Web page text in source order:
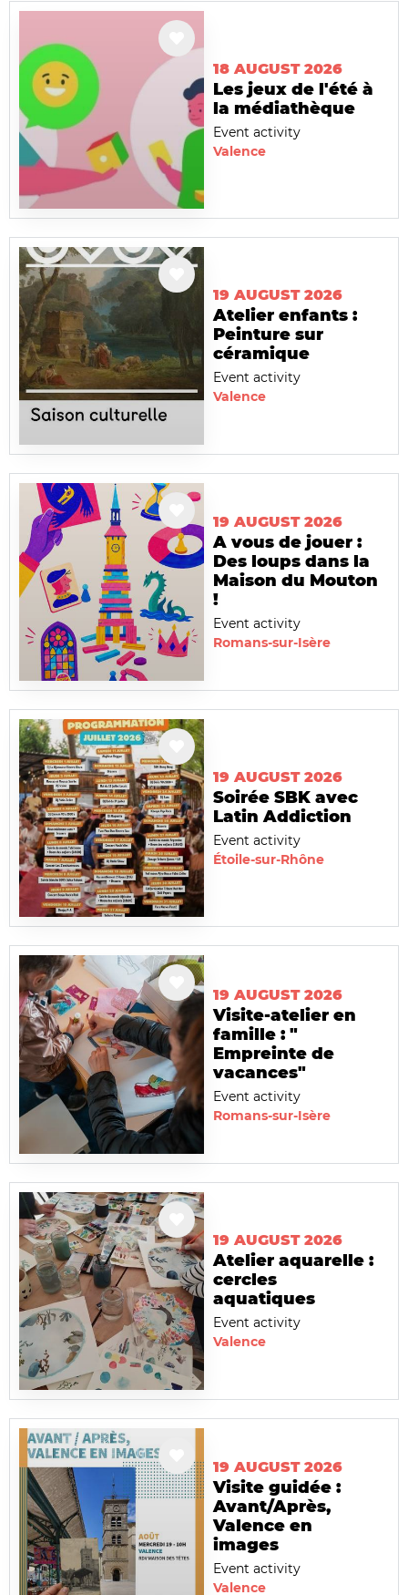
18 AUGUST 2026
Les jeux de l'été à
la médiathèque
Event activity
Valence
19 AUGUST 2026
Atelier enfants :
Peinture sur
céramique
Event activity
Valence
19 AUGUST 2026
A vous de jouer :
Des loups dans la
Maison du Mouton
!
Event activity
Romans-sur-Isère
19 AUGUST 2026
Soirée SBK avec
Latin Addiction
Event activity
Étoile-sur-Rhône
19 AUGUST 2026
Visite-atelier en
famille : "
Empreinte de
vacances"
Event activity
Romans-sur-Isère
19 AUGUST 2026
Atelier aquarelle :
cercles
aquatiques
Event activity
Valence
19 AUGUST 2026
Visite guidée :
Avant/Après,
Valence en
images
Event activity
Valence